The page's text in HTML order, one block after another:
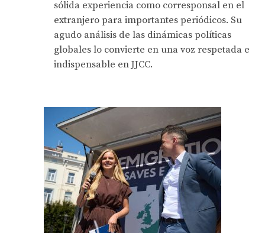
sólida experiencia como corresponsal en el
extranjero para importantes periódicos. Su
agudo análisis de las dinámicas políticas
globales lo convierte en una voz respetada e
indispensable en JJCC.